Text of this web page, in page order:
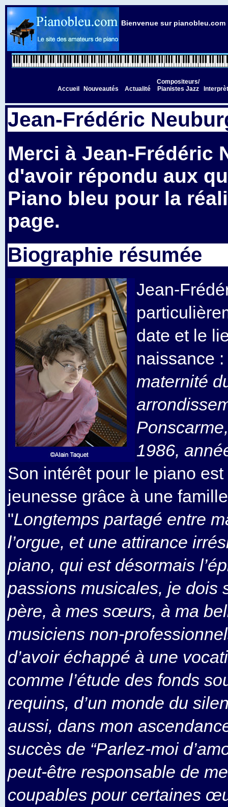
Bienvenue sur
Accueil Nouveautés Actualité
Compositeurs/
Pianistes Jazz
Jean-Frédéric
Merci à Jean-Frédéric
d'avoir répondu aux
Piano bleu pour la
page.
Biographie résumée
Jean-
date et le
naissance :
maternité
1986,
Son intérêt pour le piano
jeunesse grâce à une
"Longtemps partagé entre
l’orgue, et une attirance
piano, qui est désormais
passions musicales, je dois
père, à mes sœurs, à ma
musiciens non-
d’avoir échappé à une
comme l’étude des fonds
requins, d’un monde du
aussi, dans mon
succès de “Parlez-moi
peut-être responsable de
coupables pour certaines